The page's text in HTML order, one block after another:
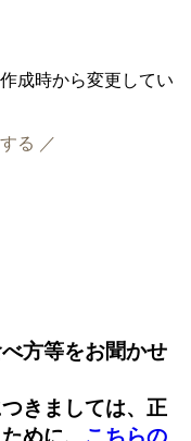
成時から変更してい
る ／
方等をお聞かせ
きましては、正
めに、 こちらの